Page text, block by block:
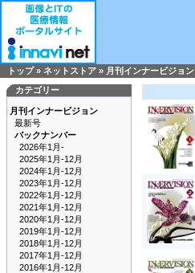
トップ» ネットストア » 月刊インナービジョン
カテゴリー
月刊インナービジョン
最新号
バックナンバー
2026年1月-
2025年1月-12月
2024年1月-12月
2023年1月-12月
2022年1月-12月
2021年1月-12月
2020年1月-12月
2019年1月-12月
2018年1月-12月
2017年1月-12月
2016年1月-12月